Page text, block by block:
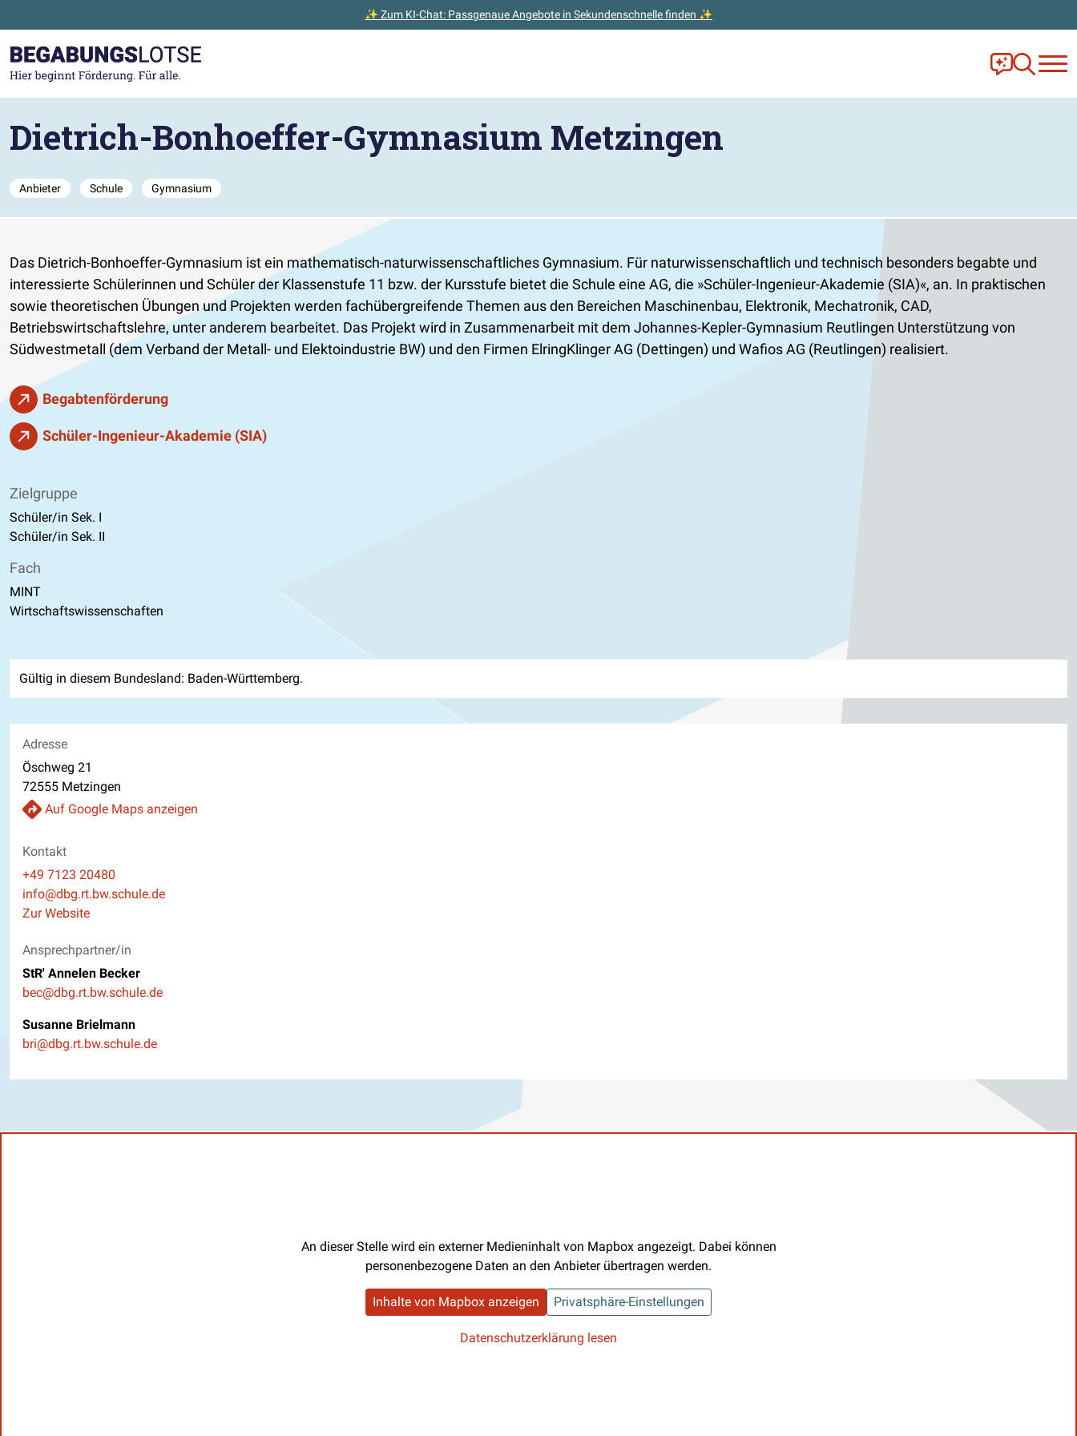
✨ Zum KI-Chat: Passgenaue Angebote in Sekundenschnelle finden ✨
Zur Startseite gehen
Frag Ella!
Zur
Dietrich-Bonhoeffer-Gymnasium Metzingen
Anbieter Schule Gymnasium
Das Dietrich-Bonhoeffer-Gymnasium ist ein mathematisch-naturwissenschaftliches Gymnasium. Für naturwissenschaftlich und technisch besonders begabte und
interessierte Schülerinnen und Schüler der Klassenstufe 11 bzw. der Kursstufe bietet die Schule eine AG, die
Schüler-Ingenieur-Akademie (SIA) , an. In praktischen
sowie theoretischen Übungen und Projekten werden fachübergreifende Themen aus den Bereichen Maschinenbau, Elektronik, Mechatronik, CAD,
Betriebswirtschaftslehre, unter anderem bearbeitet. Das Projekt wird in Zusammenarbeit mit dem Johannes-Kepler-Gymnasium Reutlingen Unterstützung von
Südwestmetall (dem Verband der Metall- und Elektoindustrie BW) und den Firmen ElringKlinger AG (Dettingen) und Wafios AG (Reutlingen) realisiert.
Begabtenförderung
Schüler-Ingenieur-Akademie (SIA)
Zielgruppe
Schüler/in Sek. I
Schüler/in Sek. II
Fach
MINT
Wirtschaftswissenschaften
Gültig in diesem Bundesland: Baden-Württemberg.
Adresse
Öschweg 21
72555 Metzingen
Auf Google Maps anzeigen
Kontakt
Telefon
+49 7123 20480
E-Mail
info@dbg.rt.bw.schule.de
Website
Zur Website
Ansprechpartner/in
StR' Annelen Becker
E-Mail
bec@dbg.rt.bw.schule.de
Susanne Brielmann
E-Mail
bri@dbg.rt.bw.schule.de
An dieser Stelle wird ein externer Medieninhalt von Mapbox angezeigt. Dabei können
personenbezogene Daten an den Anbieter übertragen werden.
Inhalte von Mapbox anzeigen Privatsphäre-Einstellungen
Datenschutzerklärung lesen